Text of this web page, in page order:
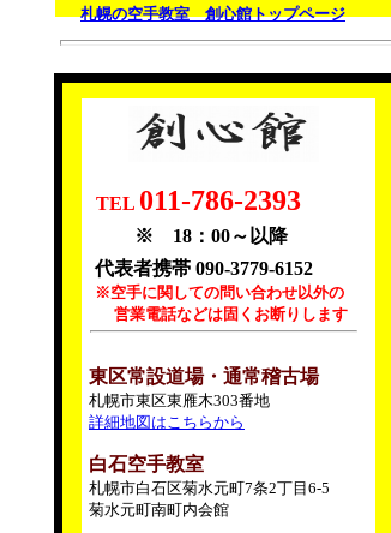
※ 18：00～以降
TEL 011-786-2393
東区常設道場・通常稽古場
札幌市東区東雁木303番地
詳細地図はこちらから
白石空手教室
札幌市白石区菊水元町7条2丁目6-5
菊水元町南町内会館
札幌の空手教室 創心館トップページ
代表者携帯 090-3779-6152
※空手に関しての問い合わせ以外の
営業電話などは固くお断りします